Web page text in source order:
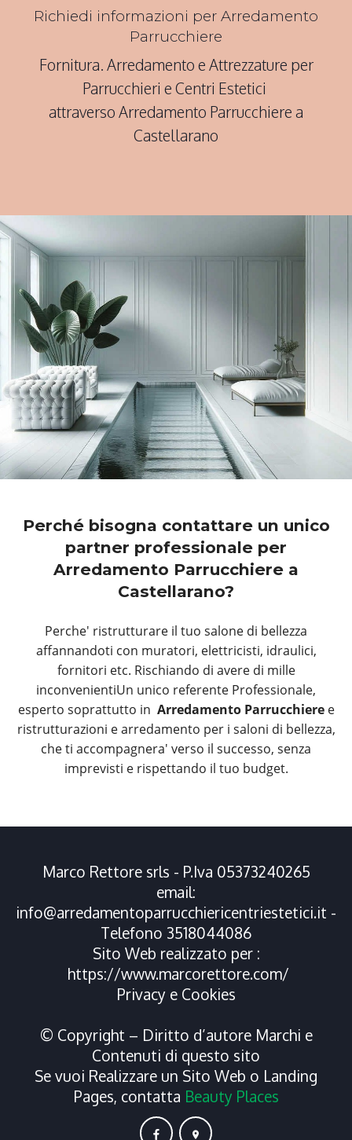
Richiedi informazioni per Arredamento
Parrucchiere
Fornitura. Arredamento e Attrezzature per
Parrucchieri e Centri Estetici
attraverso Arredamento Parrucchiere a
Castellarano
Perché bisogna contattare un unico
partner professionale per
Arredamento Parrucchiere a
Castellarano?
Perche' ristrutturare il tuo salone di bellezza
affannandoti con muratori, elettricisti, idraulici,
fornitori etc. Rischiando di avere di mille
inconvenientiUn unico referente Professionale,
esperto soprattutto in Arredamento Parrucchieree
ristrutturazioni e arredamento per i saloni di bellezza,
che ti accompagnera' verso il successo, senza
imprevisti e rispettando il tuo budget.
Marco Rettore srls - P.Iva 05373240265
email:
info@arredamentoparrucchiericentriestetici.it -
Telefono 3518044086
Sito Web realizzato per :
https://www.marcorettore.com/
Privacy e Cookies
© Copyright – Diritto d’autore Marchi e
Contenuti di questo sito
Se vuoi Realizzare un Sito Web o Landing
Pages, contatta Beauty Places